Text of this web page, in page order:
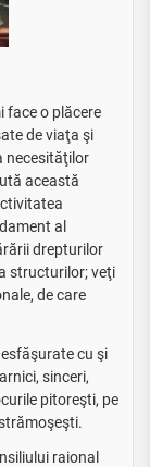
face o plăcere
de viaţa şi
necesităţilor
această
al
drepturilor
structurilor; veţi
de care
cu şi
sinceri,
pitoreşti, pe
raional